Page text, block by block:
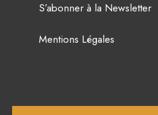
S’abonner à la Newsletter
Mentions Légales